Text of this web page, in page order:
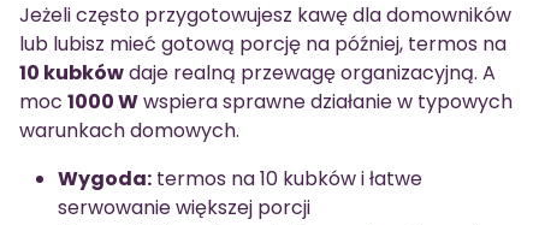
Jeżeli często przygotowujesz kawę dla domowników
lub lubisz mieć gotową porcję na później, termos na
10 kubkówdaje realną przewagę organizacyjną. A
moc 1000 Wwspiera sprawne działanie w typowych
warunkach domowych.
Wygoda: termos na 10 kubków i łatwe
serwowanie większej porcji